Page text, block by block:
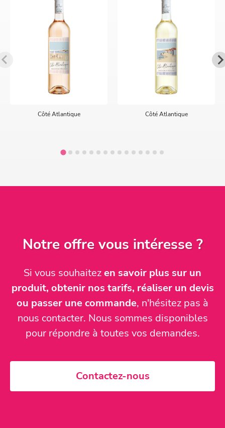
Côté Atlantique Côté Atlantique
Notre offre vous intéresse ?
Si vous souhaitezen savoir plus sur un
produit, obtenir nos tarifs, réaliser un devis
ou passer une commande, n'hésitez pas à
nous contacter. Nous sommes disponibles
pour répondre à toutes vos demandes.
Contactez-nous